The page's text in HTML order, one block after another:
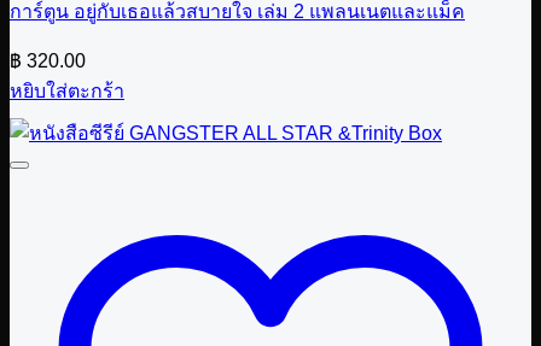
การ์ตูน อยู่กับเธอแล้วสบายใจ เล่ม 2 แพลนเนตและแม็ค
฿ 320.00
หยิบใส่ตะกร้า